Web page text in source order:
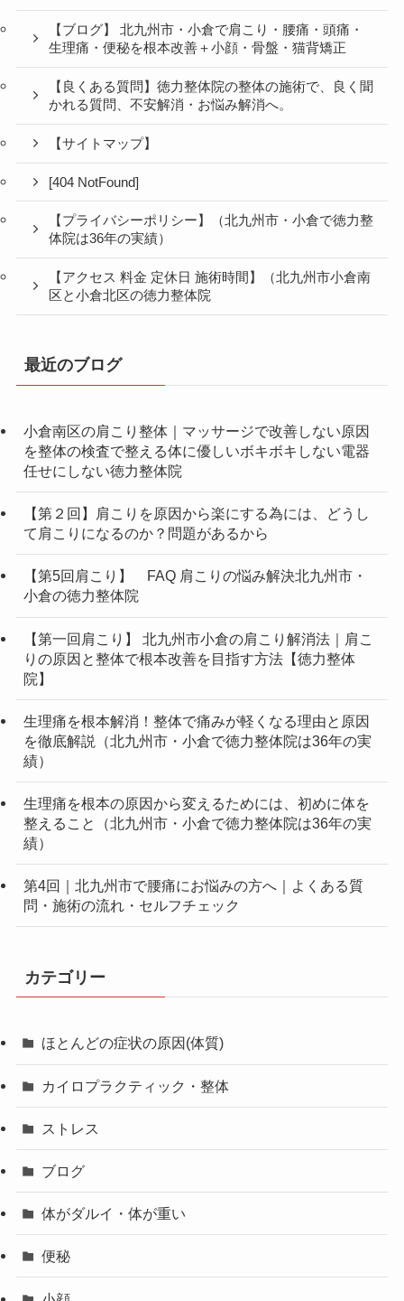
【ブログ】 北九州市・小倉で肩こり・腰痛・頭痛・
生理痛・便秘を根本改善＋小顔・骨盤・猫背矯正
【良くある質問】徳力整体院の整体の施術で、良く聞
かれる質問、不安解消・お悩み解消へ。
【サイトマップ】
[404 NotFound]
【プライバシーポリシー】（北九州市・小倉で徳力整
体院は36年の実績）
【アクセス 料金 定休日 施術時間】（北九州市小倉南
区と小倉北区の徳力整体院
最近のブログ
小倉南区の肩こり整体｜マッサージで改善しない原因
を整体の検査で整える体に優しいボキボキしない電器
任せにしない徳力整体院
【第２回】肩こりを原因から楽にする為には、どうし
て肩こりになるのか？問題があるから
【第5回肩こり】 FAQ 肩こりの悩み解決北九州市・
小倉の徳力整体院
【第一回肩こり】 北九州市小倉の肩こり解消法｜肩こ
りの原因と整体で根本改善を目指す方法【徳力整体
院】
生理痛を根本解消！整体で痛みが軽くなる理由と原因
を徹底解説（北九州市・小倉で徳力整体院は36年の実
績）
生理痛を根本の原因から変えるためには、初めに体を
整えること（北九州市・小倉で徳力整体院は36年の実
績）
第4回｜北九州市で腰痛にお悩みの方へ｜よくある質
問・施術の流れ・セルフチェック
カテゴリー
ほとんどの症状の原因(体質)
カイロプラクティック・整体
ストレス
ブログ
体がダルイ・体が重い
便秘